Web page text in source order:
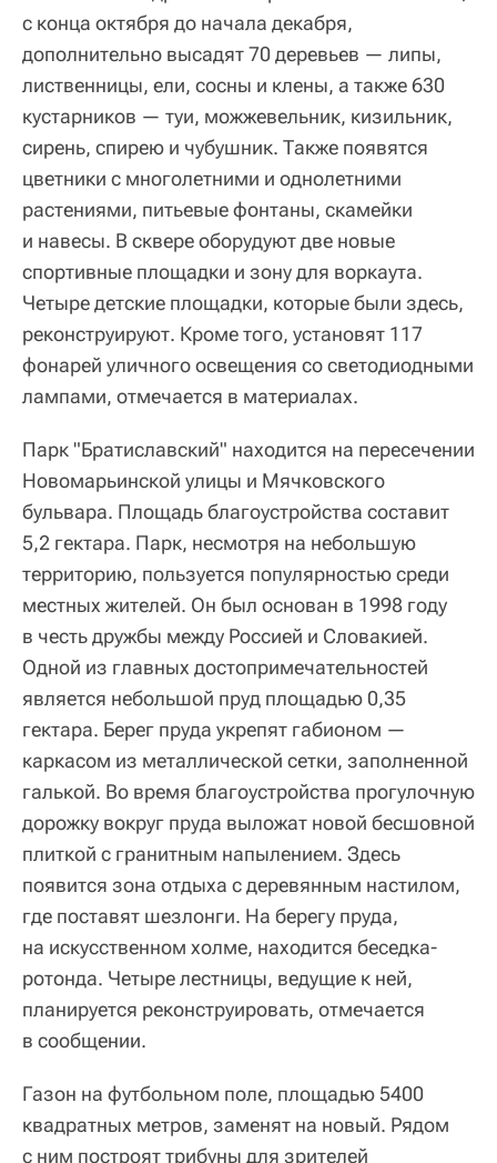
с конца октября до начала декабря,
дополнительно высадят 70 деревьев — липы,
лиственницы, ели, сосны и клены, а также 630
кустарников — туи, можжевельник, кизильник,
сирень, спирею и чубушник. Также появятся
цветники с многолетними и однолетними
растениями, питьевые фонтаны, скамейки
и навесы. В сквере оборудуют две новые
спортивные площадки и зону для воркаута.
Четыре детские площадки, которые были здесь,
реконструируют. Кроме того, установят 117
фонарей уличного освещения со светодиодными
лампами, отмечается в материалах.
Парк "Братиславский" находится на пересечении
Новомарьинской улицы и Мячковского
бульвара. Площадь благоустройства составит
5,2 гектара. Парк, несмотря на небольшую
территорию, пользуется популярностью среди
местных жителей. Он был основан в 1998 году
в честь дружбы между Россией и Словакией.
Одной из главных достопримечательностей
является небольшой пруд площадью 0,35
гектара. Берег пруда укрепят габионом —
каркасом из металлической сетки, заполненной
галькой. Во время благоустройства прогулочную
дорожку вокруг пруда выложат новой бесшовной
плиткой с гранитным напылением. Здесь
появится зона отдыха с деревянным настилом,
где поставят шезлонги. На берегу пруда,
на искусственном холме, находится беседка-
ротонда. Четыре лестницы, ведущие к ней,
планируется реконструировать, отмечается
в сообщении.
Газон на футбольном поле, площадью 5400
квадратных метров, заменят на новый. Рядом
с ним построят трибуны для зрителей